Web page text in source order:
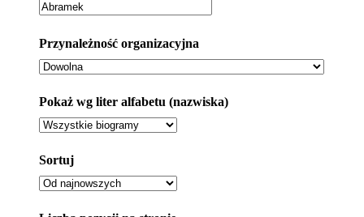
Przynależność organizacyjna
Pokaż wg liter alfabetu (nazwiska)
Sortuj